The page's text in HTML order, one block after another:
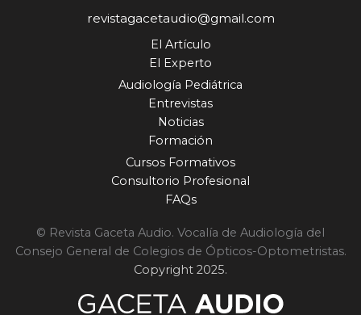
revistagacetaudio@gmail.com
El Artículo
El Experto
Audiología Pediátrica
Entrevistas
Noticias
Formación
Cursos Formativos
Consultorio Profesional
FAQs
© Revista Gaceta Audio. Vocalía de Audiología del
Consejo General de Colegios de Ópticos-Optometristas.
Copyright 2025.